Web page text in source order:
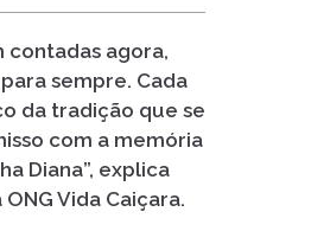
contadas agora,
sempre. Cada
da tradição que se
com a memória
Diana”, explica
Vida Caiçara.